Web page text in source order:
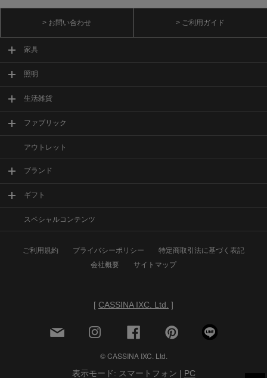
> お問い合わせ > ご利用ガイド
家具
照明
生活雑貨
ファブリック
アウトレット
ブランド
ギフト
スペシャルコンテンツ
ご利用規約 プライバシーポリシー
特定商取引法に基づく表記
会社概要
サイトマップ
[ CASSINA IXC. Ltd. ]
© CASSINA IXC. Ltd.
表示モード: スマートフォン | PC